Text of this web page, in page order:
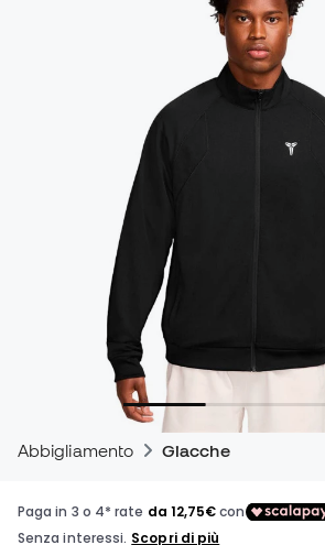
Abbigliamento Giacche